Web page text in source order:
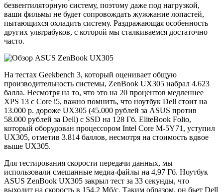
безвентиляторную систему, поэтому даже под нагрузкой,
ваши фильмы не будет сопровождать жужжание лопастей,
пытающихся охладить систему. Раздражающая особенность
других ультрабуков, с которой мы сталкиваемся достаточно
часто.
На тестах Geekbench 3, который оценивает общую
производительность системы, ZenBook UX305 набрал 4.623
балла. Несмотря на то, что это на 20 процентов медленнее
XPS 13 с Core i5, важно помнить, что ноутбук Dell стоит на
13.000 р. дороже UX305 (45.000 рублей за ASUS против
58.000 рублей за Dell) с SSD на 128 Гб. EliteBook Folio,
который оборудован процессором Intel Core M-5Y71, уступил
UX305, отметив 3.814 баллов, несмотря на стоимость вдвое
выше UX305.
Для тестирования скорости передачи данных, мы
использовали смешанные медиа-файлы на 4,97 Гб. Ноутбук
ASUS ZenBook UX305 закрыл тест за 33 секунды, что
выходит на скорость в 154,2 Мб/с. Таким образом, он бьет Dell